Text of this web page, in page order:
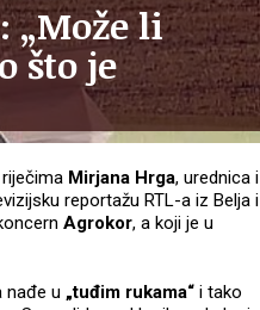
„Može li
što je
Mirjana Hrga, urednica i
reportažu RTL-a iz Belja i
Agrokor, a koji je u
nađe u „tuđim rukama“ i tako